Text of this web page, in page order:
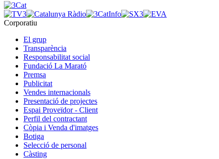
Corporatiu
El grup
Transparència
Responsabilitat social
Fundació La Marató
Premsa
Publicitat
Vendes internacionals
Presentació de projectes
Espai Proveïdor - Client
Perfil del contractant
Còpia i Venda d'imatges
Botiga
Selecció de personal
Càsting